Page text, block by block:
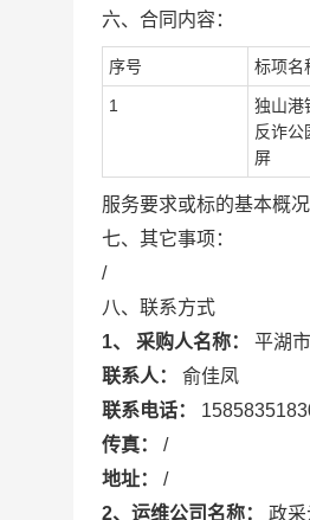
六、合同内容：
序号 标项名
1
独山港
反诈公
屏
服务要求或标的基本概况
七、其它事项：
/
八、联系方式
1、 采购人名称：
平湖
联系人：
俞佳凤
联系电话：
传真：
/
地址：
/
2、运维公司名称：
政采